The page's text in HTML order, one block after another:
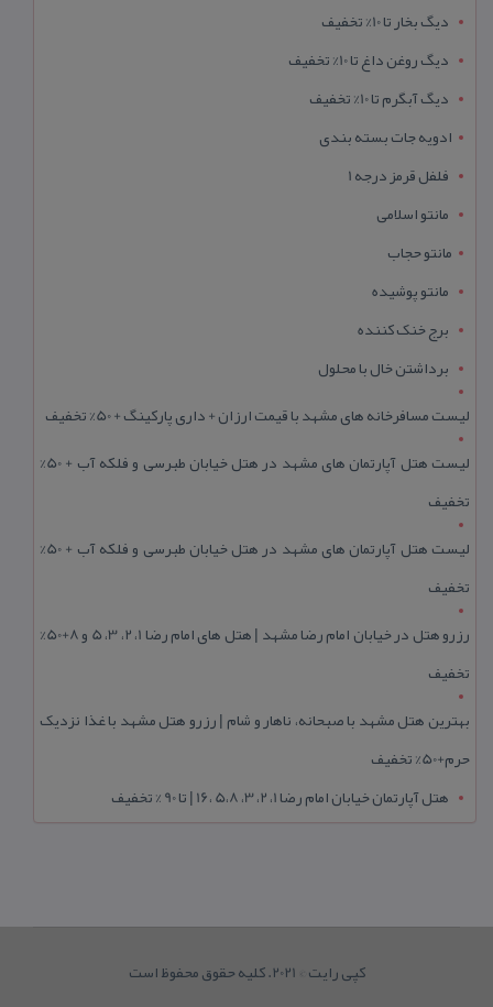
دیگ بخار تا 10% تخفیف
دیگ روغن داغ تا 10% تخفیف
دیگ آبگرم تا 10% تخفیف
ادویه جات بسته بندی
فلفل قرمز درجه 1
مانتو اسلامی
مانتو حجاب
مانتو پوشیده
برج خنک کننده
برداشتن خال با محلول
لیست مسافرخانه های مشهد با قیمت ارزان + داری پارکینگ + 50% تخفیف
لیست هتل آپارتمان های مشهد در هتل خیابان طبرسی و فلکه آب + 50%
تخفیف
لیست هتل آپارتمان های مشهد در هتل خیابان طبرسی و فلکه آب + 50%
تخفیف
رزرو هتل در خیابان امام رضا مشهد | هتل‌ های امام رضا 1، 2، 3، 5 و 8+50%
تخفیف
بهترین هتل مشهد با صبحانه، ناهار و شام | رزرو هتل مشهد با غذا نزدیک
حرم+50% تخفیف
هتل آپارتمان خیابان امام رضا 1، 2، 3، 5،8 ،16 | تا 90 % تخفیف
کپی رایت © 2021. کلیه حقوق محفوظ است